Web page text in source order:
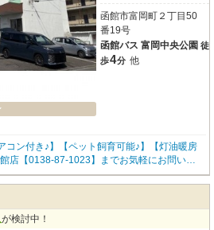
函館市富岡町２丁目50
番19号
函館バス 富岡中央公園 徒
歩4分 他
コン付き♪】【ペット飼育可能♪】【灯油暖房
店【0138-87-1023】までお気軽にお問い合
が検討中！